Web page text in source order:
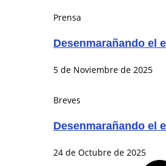
Prensa
Desenmarañando el
5 de Noviembre de 2025
Breves
Desenmarañando el
24 de Octubre de 2025